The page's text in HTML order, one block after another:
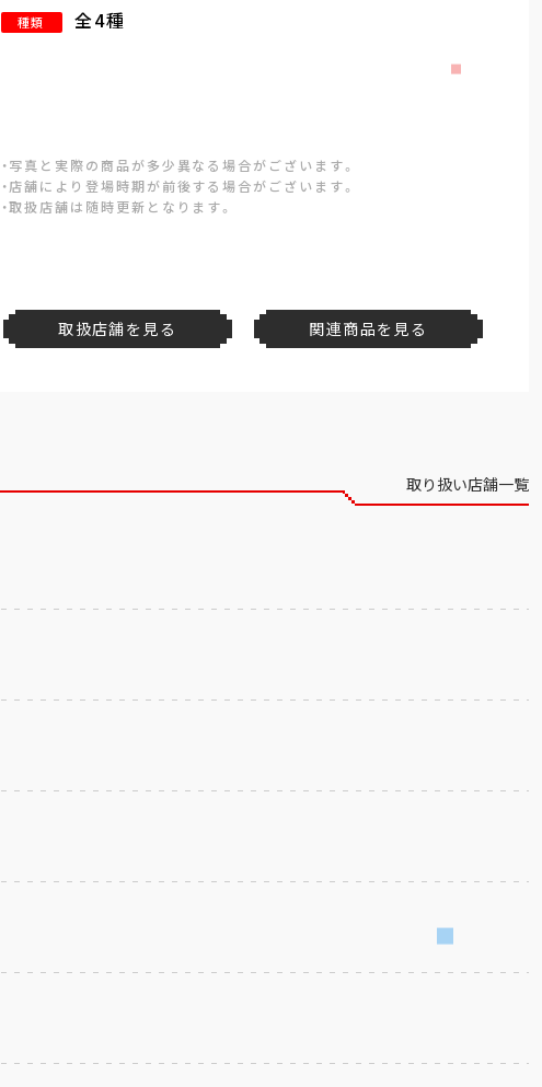
種類 全4種
・写真と実際の商品が多少異なる場合がございます。
・店舗により登場時期が前後する場合がございます。
・取扱店舗は随時更新となります。
取扱店舗を見る 関連商品を見る
取り扱い店舗一覧